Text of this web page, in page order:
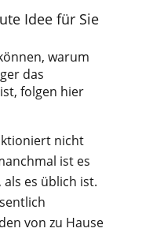
Idee für Sie
warum
das
folgen hier
nicht
ist es
es üblich ist.
von zu Hause